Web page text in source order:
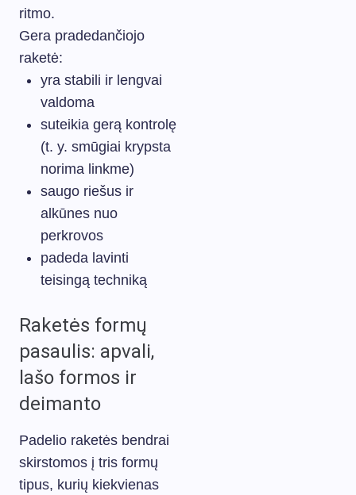
ritmo.
Gera pradedančiojo
raketė:
yra stabili ir lengvai
valdoma
suteikia gerą kontrolę
(t. y. smūgiai krypsta
norima linkme)
saugo riešus ir
alkūnes nuo
perkrovos
padeda lavinti
teisingą techniką
Raketės formų
pasaulis: apvali,
lašo formos ir
deimanto
Padelio raketės bendrai
skirstomos į tris formų
tipus, kurių kiekvienas